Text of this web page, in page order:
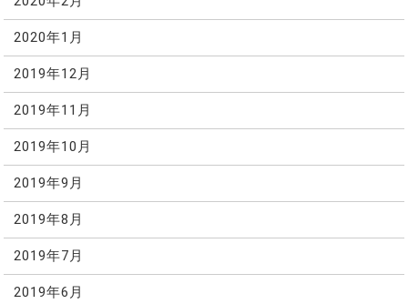
2020年1月
2019年12月
2019年11月
2019年10月
2019年9月
2019年8月
2019年7月
2019年6月